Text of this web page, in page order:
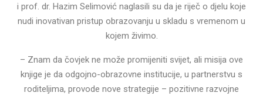
i prof. dr. Hazim Selimović naglasili su da je riječ o djelu koje
nudi inovativan pristup obrazovanju u skladu s vremenom u
kojem živimo.
– Znam da čovjek ne može promijeniti svijet, ali misija ove
knjige je da odgojno-obrazovne institucije, u partnerstvu s
roditeljima, provode nove strategije – pozitivne razvojne